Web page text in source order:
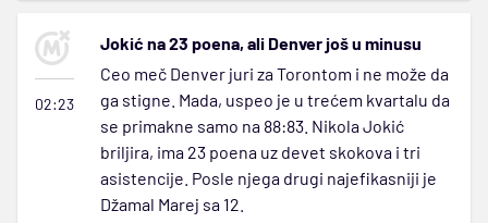
02:23
Jokić na 23 poena, ali Denver još u minusu
Ceo meč Denver juri za Torontom i ne može da
ga stigne. Mada, uspeo je u trećem kvartalu da
se primakne samo na 88:83. Nikola Jokić
briljira, ima 23 poena uz devet skokova i tri
asistencije. Posle njega drugi najefikasniji je
Džamal Marej sa 12.